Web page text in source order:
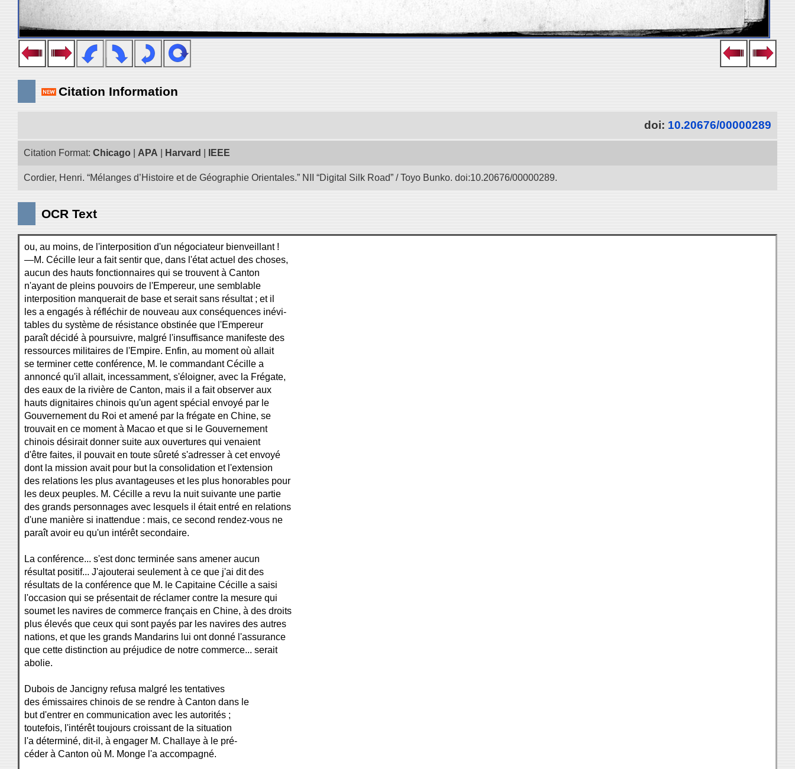
Citation Information
doi: 10.20676/00000289
Citation Format: Chicago APA Harvard IEEE
Cordier, Henri. “Mélanges d’Histoire et de Géographie Orientales.” NII “Digital Silk Road” / Toyo Bunko. doi:10.20676/00000289.
OCR Text
ou, au moins, de l'interposition d'un négociateur bienveillant !
—M. Cécille leur a fait sentir que, dans l'état actuel des choses,
aucun des hauts fonctionnaires qui se trouvent à Canton
n'ayant de pleins pouvoirs de l'Empereur, une semblable
interposition manquerait de base et serait sans résultat ; et il
les a engagés à réfléchir de nouveau aux conséquences inévi-
tables du système de résistance obstinée que l'Empereur
paraît décidé à poursuivre, malgré l'insuffisance manifeste des
ressources militaires de l'Empire. Enfin, au moment où allait
se terminer cette conférence, M. le commandant Cécille a
annoncé qu'il allait, incessamment, s'éloigner, avec la Frégate,
des eaux de la rivière de Canton, mais il a fait observer aux
hauts dignitaires chinois qu'un agent spécial envoyé par le
Gouvernement du Roi et amené par la frégate en Chine, se
trouvait en ce moment à Macao et que si le Gouvernement
chinois désirait donner suite aux ouvertures qui venaient
d'être faites, il pouvait en toute sûreté s'adresser à cet envoyé
dont la mission avait pour but la consolidation et l'extension
des relations les plus avantageuses et les plus honorables pour
les deux peuples. M. Cécille a revu la nuit suivante une partie
des grands personnages avec lesquels il était entré en relations
d'une manière si inattendue : mais, ce second rendez-vous ne
paraît avoir eu qu'un intérêt secondaire.
La conférence... s'est donc terminée sans amener aucun
résultat positif... J'ajouterai seulement à ce que j'ai dit des
résultats de la conférence que M. le Capitaine Cécille a saisi
l'occasion qui se présentait de réclamer contre la mesure qui
soumet les navires de commerce français en Chine, à des droits
plus élevés que ceux qui sont payés par les navires des autres
nations, et que les grands Mandarins lui ont donné l'assurance
que cette distinction au préjudice de notre commerce... serait
abolie.
Dubois de Jancigny refusa malgré les tentatives
des émissaires chinois de se rendre à Canton dans le
but d'entrer en communication avec les autorités ;
toutefois, l'intérêt toujours croissant de la situation
l'a déterminé, dit-il, à engager M. Challaye à le pré-
céder à Canton où M. Monge l'a accompagné.